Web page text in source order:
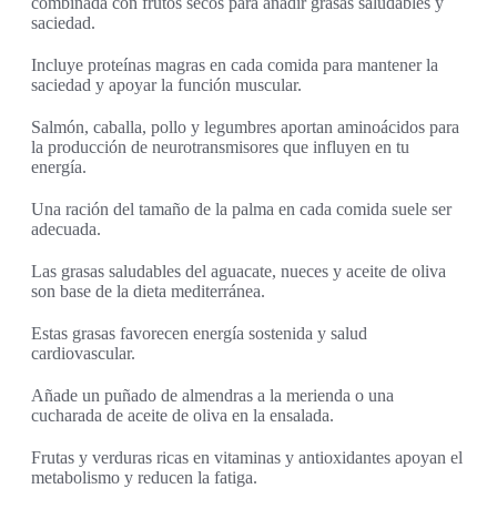
saciedad.
Incluye proteínas magras en cada comida para mantener la
saciedad y apoyar la función muscular.
Salmón, caballa, pollo y legumbres aportan aminoácidos para
la producción de neurotransmisores que influyen en tu
energía.
Una ración del tamaño de la palma en cada comida suele ser
adecuada.
Las grasas saludables del aguacate, nueces y aceite de oliva
son base de la dieta mediterránea.
Estas grasas favorecen energía sostenida y salud
cardiovascular.
Añade un puñado de almendras a la merienda o una
cucharada de aceite de oliva en la ensalada.
Frutas y verduras ricas en vitaminas y antioxidantes apoyan el
metabolismo y reducen la fatiga.